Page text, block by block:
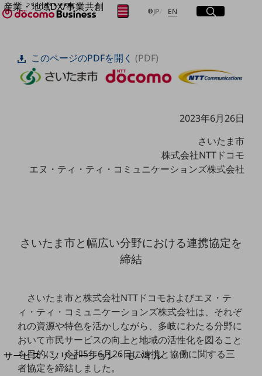
産業・地域DX/事業共創
OPEN HUB for Plural Futures
OPEN HUB for Plural Futuresとは
イベント/ウェビナー
記事コンテンツ
Smart Education
地域社会を支える皆さまと地域課題の解決や
地域経済のさらなる活性化に取り組みます
別ウィンドウで開きます
サービス・ソリューション・モバイル
サービス・ソリューションTOP
JP日本語
EN Englishサイト内検索
開く
メニュー
開く
フリーワードを入力して探す
検索する
このページのPDFを開く(PDF)
2023年6月26日
さいたま市
株式会社NTTドコモ
エヌ・ティ・ティ・コミュニケーションズ株式会社
さいたま市と幅広い分野における連携協定を
締結
さいたま市と株式会社NTTドコモおよびエヌ・テ
ィ・ティ・コミュニケーションズ株式会社は、それぞ
れの資源や特色を活かしながら、多岐にわたる分野に
おいて市民サービスの向上と地域の活性化を図ること
を目的に、令和5年6月26日に連携と協働に関する三
者協定を締結しました。